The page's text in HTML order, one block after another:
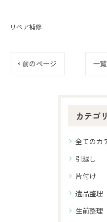
リペア補修
< 前のページ 一
カテゴ
全てのカ
引越し
片付け
遺品整理
生前整理